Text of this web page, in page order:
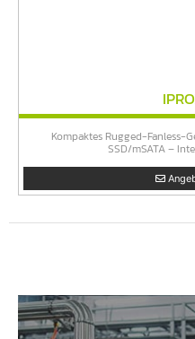
Kompaktes Rugged-Fanless-
SSD/mSATA –